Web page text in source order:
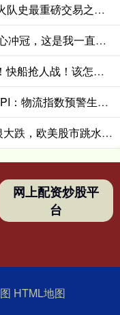
金来源配资 帕特-莱利：字母是热火队史最重磅交易之一；我们冲冠的底气更足了
融易富 杰伦-布朗：76人所有人一心冲冠，这是我一直向往的团队氛围
顶级配资 年薪3000万！掘金危机！快船抢人战！该怎么选择？
易宝配资 美汽油涨价52%传导至PPI：物流指数预警生效，暂停燃油税只是止痛药？
荆叶优配 原油直线拉升，黄金白银大跌，欧美股市跳水！中东再生变数：美国已拒绝伊朗就结束战争提出的书面方案
网上配资炒股平
台
HTML地图